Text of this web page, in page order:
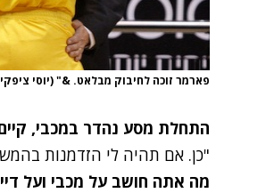
פארמר זוכה לחיבוק מבלאט. &" (יוסי
התחלת מסע נהדר במכבי,
"כן. אם תהיה לי הזדמנות
מה אתה חושב על מכבי ועל